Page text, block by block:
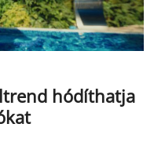
hódíthatja